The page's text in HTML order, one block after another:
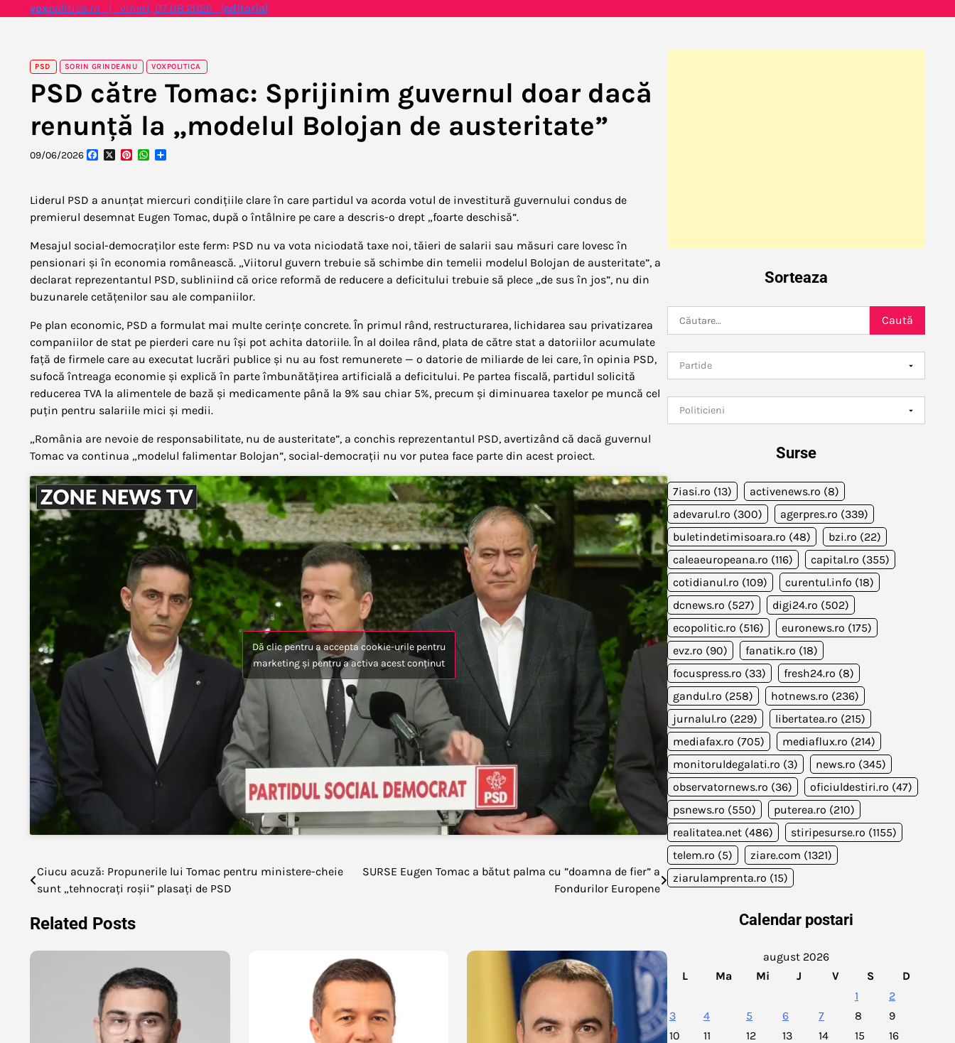
voxpolitica.ro | vineri, 07.08.2026 |editorial
PSD SORIN GRINDEANU VOXPOLITICA
PSD către Tomac: Sprijinim guvernul doar dacă
renunță la „modelul Bolojan de austeritate”
09/06/2026 Facebook
X PinterestWhatsApp
Liderul PSD a anunțat miercuri condițiile clare în care partidul va acorda votul de investitură guvernului condus de
premierul desemnat Eugen Tomac, după o întâlnire pe care a descris-o drept „foarte deschisă”.
Mesajul social-democraților este ferm: PSD nu va vota niciodată taxe noi, tăieri de salarii sau măsuri care lovesc în
pensionari și în economia românească. „Viitorul guvern trebuie să schimbe din temelii modelul Bolojan de austeritate”, a
declarat reprezentantul PSD, subliniind că orice reformă de reducere a deficitului trebuie să plece „de sus în jos”, nu din
buzunarele cetățenilor sau ale companiilor.
Pe plan economic, PSD a formulat mai multe cerințe concrete. În primul rând, restructurarea, lichidarea sau privatizarea
companiilor de stat pe pierderi care nu își pot achita datoriile. În al doilea rând, plata de către stat a datoriilor acumulate
față de firmele care au executat lucrări publice și nu au fost remunerete — o datorie de miliarde de lei care, în opinia PSD,
sufocă întreaga economie și explică în parte îmbunătățirea artificială a deficitului. Pe partea fiscală, partidul solicită
reducerea TVA la alimentele de bază și medicamente până la 9% sau chiar 5%, precum și diminuarea taxelor pe muncă cel
puțin pentru salariile mici și medii.
„România are nevoie de responsabilitate, nu de austeritate”, a conchis reprezentantul PSD, avertizând că dacă guvernul
Tomac va continua „modelul falimentar Bolojan”, social-democrații nu vor putea face parte din acest proiect.
Dă clic pentru a accepta cookie-urile pentru
marketing și pentru a activa acest conținut
Navigare
articole
Ciucu acuză: Propunerile lui Tomac pentru ministere-cheie
sunt „tehnocrați roșii” plasați de PSD
SURSE Eugen Tomac a bătut palma cu ”doamna de fier” a
Fondurilor Europene
Related Posts
Sorteaza
Caută
după:
Surse
7iasi.ro (13) activenews.ro (8)
adevarul.ro (300) agerpres.ro (339)
buletindetimisoara.ro (48) bzi.ro (22)
caleaeuropeana.ro (116) capital.ro (355)
cotidianul.ro (109) curentul.info (18)
dcnews.ro (527) digi24.ro (502)
ecopolitic.ro (516) euronews.ro (175)
evz.ro (90) fanatik.ro (18)
focuspress.ro (33) fresh24.ro (8)
gandul.ro (258) hotnews.ro (236)
jurnalul.ro (229) libertatea.ro (215)
mediafax.ro (705) mediaflux.ro (214)
monitoruldegalati.ro (3) news.ro (345)
observatornews.ro (36) oficiuldestiri.ro (47)
psnews.ro (550) puterea.ro (210)
realitatea.net (486) stiripesurse.ro (1155)
telem.ro (5) ziare.com (1321)
ziarulamprenta.ro (15)
Calendar postari
august 2026
L
Ma Mi J V S
D
1
2
3
4 5 6 7 8
9
10
11 12 13 14 15
16